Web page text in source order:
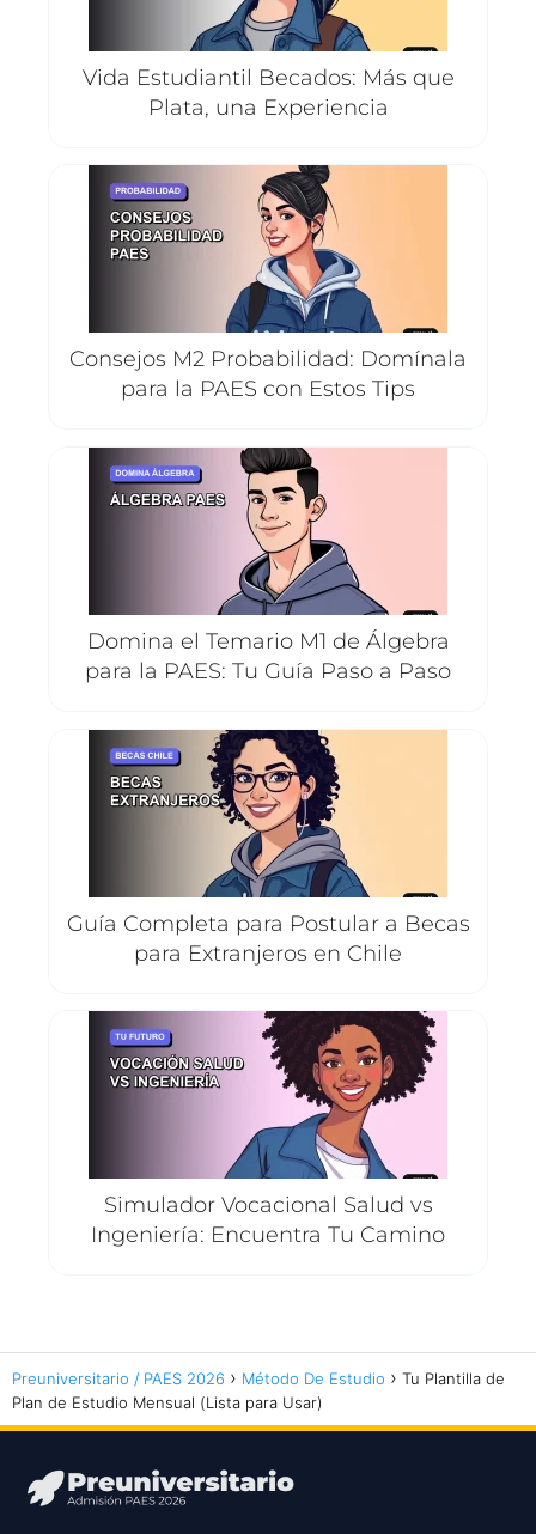
Vida Estudiantil Becados: Más que
Plata, una Experiencia
Consejos M2 Probabilidad: Domínala
para la PAES con Estos Tips
Domina el Temario M1 de Álgebra
para la PAES: Tu Guía Paso a Paso
Guía Completa para Postular a Becas
para Extranjeros en Chile
Simulador Vocacional Salud vs
Ingeniería: Encuentra Tu Camino
Preuniversitario / PAES 2026 Método De Estudio
Tu Plantilla de
Plan de Estudio Mensual (Lista para Usar)